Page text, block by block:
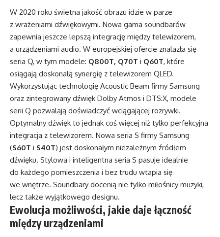
W 2020 roku świetna jakość obrazu idzie w parze
z wrażeniami dźwiękowymi. Nowa gama soundbarów
zapewnia jeszcze lepszą integrację między telewizorem,
a urządzeniami audio. W europejskiej ofercie znalazła się
seria Q, w tym modele: Q800T, Q70T i Q60T, które
osiągają doskonałą synergię z telewizorem QLED.
Wykorzystując technologię Acoustic Beam firmy Samsung
oraz zintegrowany dźwięk Dolby Atmos i DTS:X, modele
serii Q pozwalają doświadczyć wciągającej rozrywki.
Optymalny dźwięk to jednak coś więcej niż tylko perfekcyjna
integracja z telewizorem. Nowa seria S firmy Samsung
(S60T i S40T) jest doskonałym niezależnym źródłem
dźwięku. Stylowa i inteligentna seria S pasuje idealnie
do każdego pomieszczenia i bez trudu wtapia się
we wnętrze. Soundbary docenią nie tylko miłośnicy muzyki,
lecz także wyjątkowego designu.
Ewolucja możliwości, jakie daje łączność
między urządzeniami